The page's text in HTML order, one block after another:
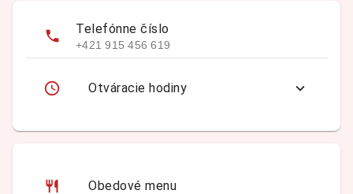
Telefónne číslo
+421 915 456 619
Otváracie hodiny
Obedové menu